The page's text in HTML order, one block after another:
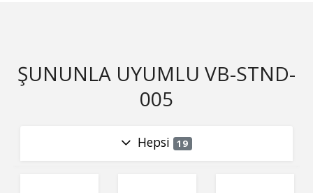
ŞUNUNLA UYUMLU VB-STND-
005
Hepsi 19